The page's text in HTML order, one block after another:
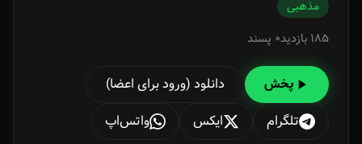
مذهبی
185 بازدید
0 پسند
پخش
دانلود (ورود برای اعضا)
تلگرام
ایکس واتس‌اپ